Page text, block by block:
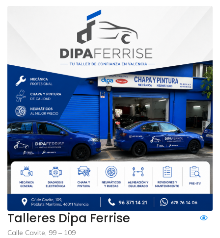
Talleres Dipa Ferrise
Calle Cavite, 99 – 109